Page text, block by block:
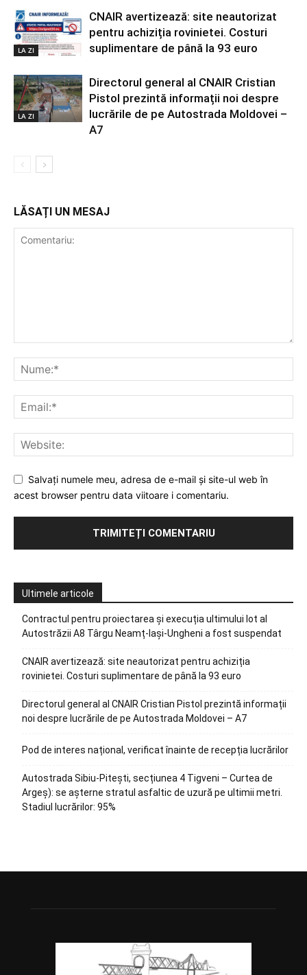
LA ZI
CNAIR avertizează: site neautorizat
pentru achiziția rovinietei. Costuri
suplimentare de până la 93 euro
LA ZI
Directorul general al CNAIR Cristian
Pistol prezintă informații noi despre
lucrările de pe Autostrada Moldovei –
A7
LĂSAȚI UN MESAJ
Salvați numele meu, adresa de e-mail și site-ul web în
acest browser pentru data viitoare i comentariu.
Ultimele articole
Contractul pentru proiectarea și execuția ultimului lot al
Autostrăzii A8 Târgu Neamț-Iași-Ungheni a fost suspendat
CNAIR avertizează: site neautorizat pentru achiziția
rovinietei. Costuri suplimentare de până la 93 euro
Directorul general al CNAIR Cristian Pistol prezintă informații
noi despre lucrările de pe Autostrada Moldovei – A7
Pod de interes național, verificat înainte de recepția lucrărilor
Autostrada Sibiu-Pitești, secțiunea 4 Tigveni – Curtea de
Argeș): se așterne stratul asfaltic de uzură pe ultimii metri.
Stadiul lucrărilor: 95%